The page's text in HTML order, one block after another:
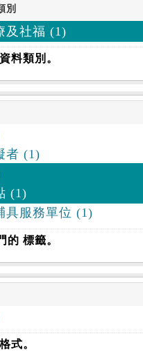
別
及社福 (1)
料類別。
者 (1)
(1)
具服務單位 (1)
的 標籤。
式。